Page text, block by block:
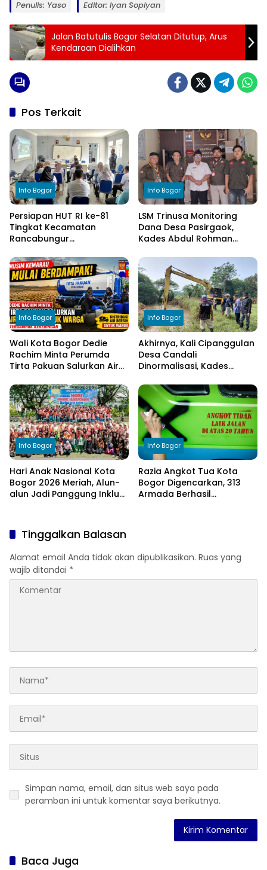
Penulis: Yaso Editor: Iyan Sopiyan
Jalan Batutulis Bogor Selatan Ditutup, Arus
Kendaraan Dialihkan
Pos Terkait
Info Bogor
Persiapan HUT RI ke-81
Tingkat Kecamatan
Rancabungur
Cimulang, Libatkan Seluruh
Elemen Masyarakat
Info Bogor
LSM Trinusa Monitoring
Dana Desa Pasirgaok,
Kades Abdul Rohman
Transparansi Pengelolaan
Anggaran
Info Bogor
Wali Kota Bogor Dedie
Rachim Minta Perumda
Tirta Pakuan Salurkan Air
Terdampak Kekeringan
Info Bogor
Akhirnya, Kali Cipanggulan
Desa Candali
Dinormalisasi, Kades
kepada Bupati Bogor
Info Bogor
Hari Anak Nasional Kota
Bogor 2026 Meriah, Alun-
alun Jadi Panggung Inklusi
Info Bogor
Razia Angkot Tua Kota
Bogor Digencarkan, 313
Armada Berhasil
Tinggalkan Balasan
Alamat email Anda tidak akan dipublikasikan. Ruas yang
wajib ditandai *
Simpan nama, email, dan situs web saya pada
peramban ini untuk komentar saya berikutnya.
Baca Juga